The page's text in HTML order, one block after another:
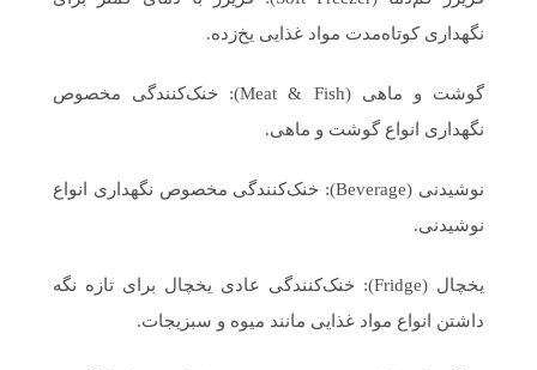
نگهداری کوتاه‌مدت مواد غذایی یخ‌زده.
گوشت و ماهی (Meat & Fish): خنک‌کنندگی مخصوص
نگهداری انواع گوشت و ماهی.
نوشیدنی (Beverage): خنک‌کنندگی مخصوص نگهداری انواع
نوشیدنی.
یخچال (Fridge): خنک‌کنندگی عادی یخچال برای تازه نگه
داشتن انواع مواد غذایی مانند میوه و سبزیجات.